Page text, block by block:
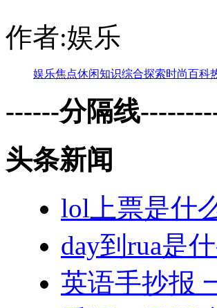
作者:娱乐
娱乐焦点休闲知识综合探索时尚百科
------分隔线
头条新闻
lol上票是什
day到rua是
英语手抄报